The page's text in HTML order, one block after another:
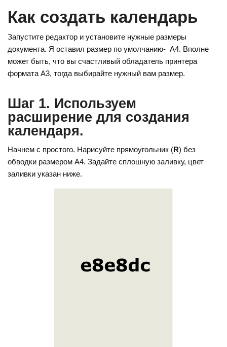
kl
a
ss
ni
ki
st
a
m
Как создать календарь
Запустите редактор и установите нужные размеры
документа. Я оставил размер по умолчанию- А4. Вполне
может быть, что вы счастливый обладатель принтера
формата А3, тогда выбирайте нужный вам размер.
Шаг 1. Используем
расширение для создания
календаря.
Начнем с простого. Нарисуйте прямоугольник (R) без
обводки размером А4. Задайте сплошную заливку, цвет
заливки указан ниже.